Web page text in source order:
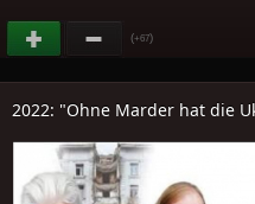
(+67)
2022: "Ohne Marder hat die